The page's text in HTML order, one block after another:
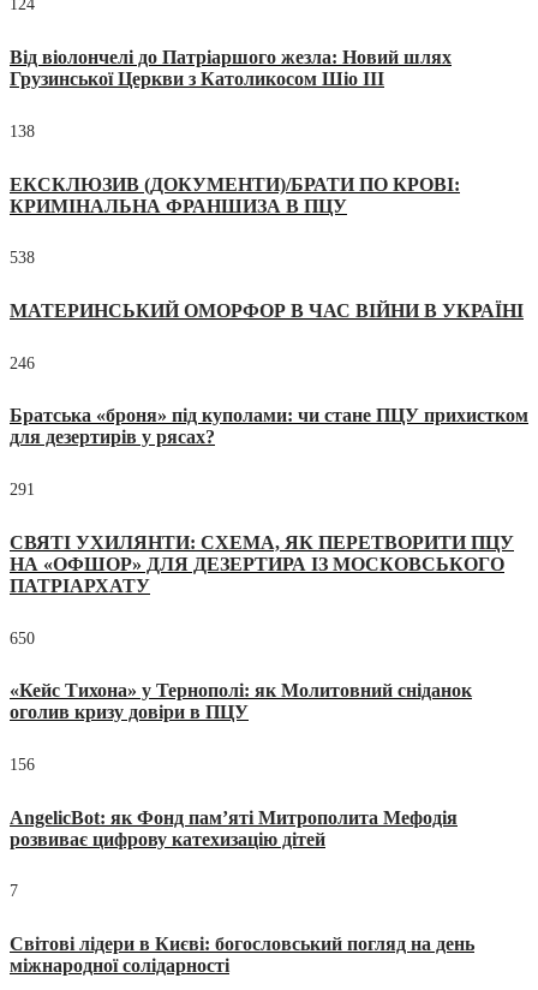
124
Від віолончелі до Патріаршого жезла: Новий шлях
Грузинської Церкви з Католикосом Шіо III
138
ЕКСКЛЮЗИВ (ДОКУМЕНТИ)/БРАТИ ПО КРОВІ:
КРИМІНАЛЬНА ФРАНШИЗА В ПЦУ
538
МАТЕРИНСЬКИЙ ОМОРФОР В ЧАС ВІЙНИ В УКРАЇНІ
246
Братська «броня» під куполами: чи стане ПЦУ прихистком
для дезертирів у рясах?
291
СВЯТІ УХИЛЯНТИ: СХЕМА, ЯК ПЕРЕТВОРИТИ ПЦУ
НА «ОФШОР» ДЛЯ ДЕЗЕРТИРА ІЗ МОСКОВСЬКОГО
ПАТРІАРХАТУ
650
«Кейс Тихона» у Тернополі: як Молитовний сніданок
оголив кризу довіри в ПЦУ
156
AngelicBot: як Фонд пам’яті Митрополита Мефодія
розвиває цифрову катехизацію дітей
7
Світові лідери в Києві: богословський погляд на день
міжнародної солідарності